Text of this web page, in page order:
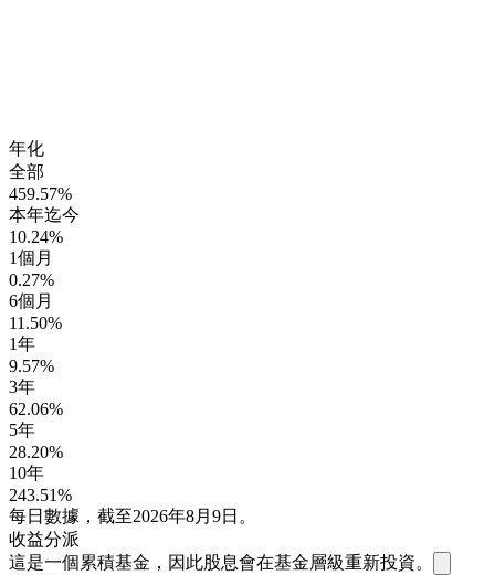
年化
全部
459.57%
本年迄今
10.24%
1個月
0.27%
6個月
11.50%
1年
9.57%
3年
62.06%
5年
28.20%
10年
243.51%
每日數據，截至2026年8月9日。
收益分派
這是一個累積基金，因此股息會在基金層級重新投資。